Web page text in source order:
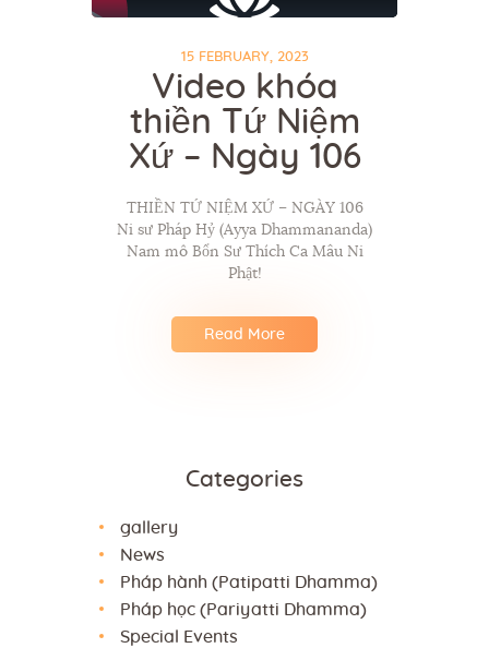
15 FEBRUARY, 2023
Video khóa
thiền Tứ Niệm
Xứ – Ngày 106
THIỀN TỨ NIỆM XỨ – NGÀY 106
Ni sư Pháp Hỷ (Ayya Dhammananda)
Nam mô Bổn Sư Thích Ca Mâu Ni
Phật!
Read More
Categories
gallery
News
Pháp hành (Patipatti Dhamma)
Pháp học (Pariyatti Dhamma)
Special Events